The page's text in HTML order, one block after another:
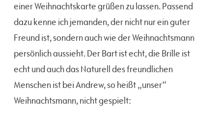
einer Weihnachtskarte grüßen zu lassen. Passend
dazu kenne ich jemanden, der nicht nur ein guter
Freund ist, sondern auch wie der Weihnachtsmann
persönlich aussieht. Der Bart ist echt, die Brille ist
echt und auch das Naturell des freundlichen
Menschen ist bei Andrew, so heißt „unser“
Weihnachtsmann, nicht gespielt: